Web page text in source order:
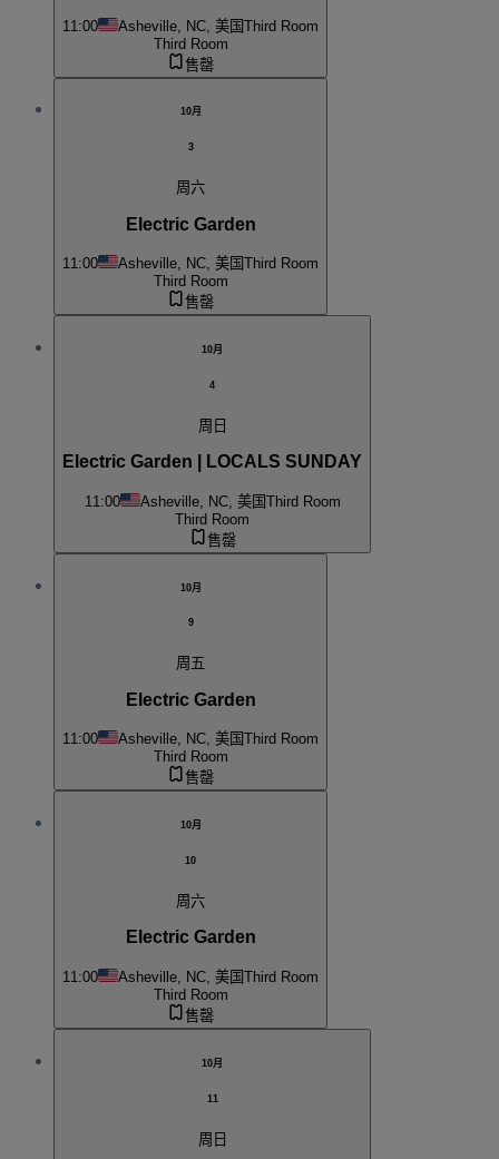
11:00 Asheville, NC, 美国Third Room
Third Room
售罄
10月
3
周六
Electric Garden
11:00 Asheville, NC, 美国Third Room
Third Room
售罄
10月
4
周日
Electric Garden | LOCALS SUNDAY
11:00 Asheville, NC, 美国Third Room
Third Room
售罄
10月
9
周五
Electric Garden
11:00 Asheville, NC, 美国Third Room
Third Room
售罄
10月
10
周六
Electric Garden
11:00 Asheville, NC, 美国Third Room
Third Room
售罄
10月
11
周日